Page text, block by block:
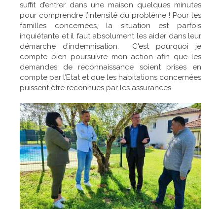
suffit d’entrer dans une maison quelques minutes
pour comprendre l’intensité du problème ! Pour les
familles concernées, la situation est parfois
inquiétante et il faut absolument les aider dans leur
démarche d’indemnisation. C'est pourquoi je
compte bien poursuivre mon action afin que les
demandes de reconnaissance soient prises en
compte par l’Etat et que les habitations concernées
puissent être reconnues par les assurances.